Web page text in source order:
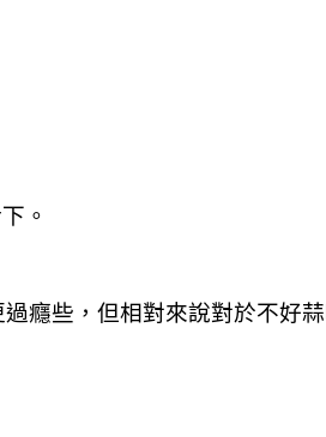
。
癮些，但相對來說對於不好